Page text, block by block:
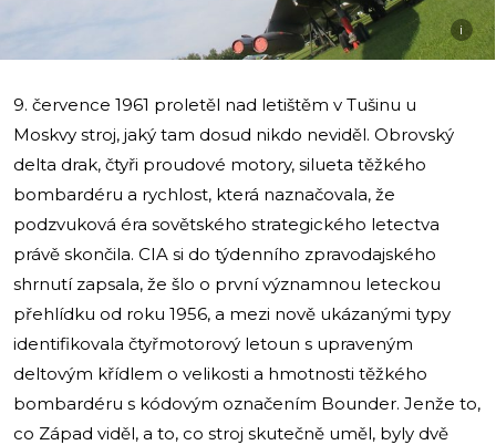
i
9. července 1961 proletěl nad letištěm v Tušinu u
Moskvy stroj, jaký tam dosud nikdo neviděl. Obrovský
delta drak, čtyři proudové motory, silueta těžkého
bombardéru a rychlost, která naznačovala, že
podzvuková éra sovětského strategického letectva
právě skončila. CIA si do týdenního zpravodajského
shrnutí zapsala, že šlo o první významnou leteckou
přehlídku od roku 1956, a mezi nově ukázanými typy
identifikovala čtyřmotorový letoun s upraveným
deltovým křídlem o velikosti a hmotnosti těžkého
bombardéru s kódovým označením Bounder. Jenže to,
co Západ viděl, a to, co stroj skutečně uměl, byly dvě